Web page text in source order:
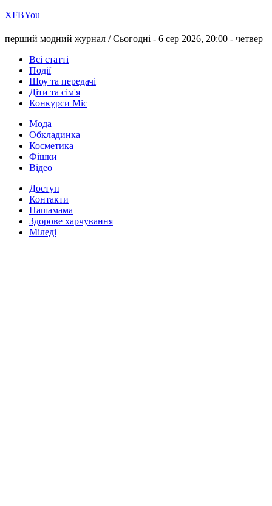
ХFBYou
перший модний журнал /Сьогодні - 6 сер 2026, 20:00 - четвер
Всі статті
Події
Шоу та передачі
Діти та сім'я
Конкурси Міс
Мода
Обкладинка
Косметика
Фішки
Відео
Доступ
Контакти
Нашамама
Здорове харчування
Міледі